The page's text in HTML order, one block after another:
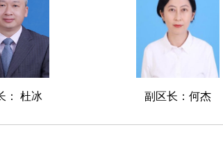
： 杜冰 副区长：何杰